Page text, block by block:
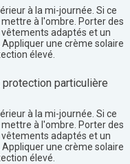
à la mi-journée. Si ce
à l'ombre. Porter des
adaptés et un
une crème solaire
élevé.
protection particulière
à la mi-journée. Si ce
à l'ombre. Porter des
adaptés et un
une crème solaire
élevé.